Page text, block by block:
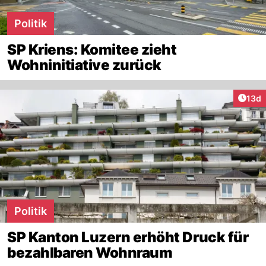
Politik
SP Kriens: Komitee zieht
Wohninitiative zurück
13d
Politik
SP Kanton Luzern erhöht Druck für
bezahlbaren Wohnraum